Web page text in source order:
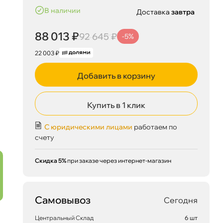
наличии
88 013 ₽92 645 ₽ -5%
22 003 ₽
Доставказавтра
Добавить в корзину
Купить в 1 клик
С юридическими лицами работаем по
счету
Скидка 5% при заказе через интернет-магазин
Самовывоз Сегодня
Центральный Склад
6 шт
88 013 ₽92 645 ₽ корзину